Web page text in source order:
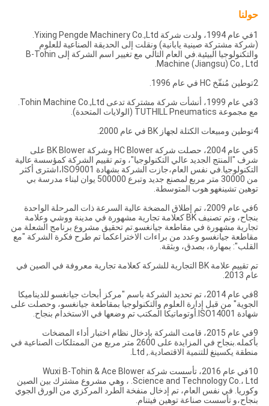
حولنا
1في عام 1994، ولدت شركة Yixing Pengde Machinery Co.,Ltd.
(شركة مشتركة صينية يابانية) ونقلت إلى الحديقة الصناعية للعلوم
والتكنولوجيا البيئية.في العام التالي مع تغيير اسم الشركة إلى B-Tohin
Machine (Jiangsu) Co., Ltd.
2توطين مُنفّخ HC في عام 1996.
3في عام 1999، أنشأت شركة مشتركة تدعى Tohin Machine Co.,Ltd.
مع مجموعة TUTHILL Pneumatics (الولايات المتحدة).
4توطين ومبيعات الكتلة لجهاز BK في عام 2000.
5في عام 2004، حصلت شركة HC Blower وشركة BK Blower على
شرف "المنتج الجديد عالي التكنولوجيا"، وتم تقييم الشركة كمؤسسة عالية
التكنولوجيا.في نفس العام،جازت الشركة بشهادة ISO9001،اشترى أكثر
من 30000 متر مربع لمصنع جديد وتبرع 500000 يوان لبناء مدرسة بي
توهين تشينغهو هوب المتوسطة.
6في عام 2009، تم إطلاق المضخة عالية السرعة ذات المرحلة الواحدة
بنجاح، وتم تصنيف BK كعلامة تجارية مشهورة في مدينة ووشي وعلامة
تجارية مشهورة في مقاطعة جيانغسو.تم تحقيق مشروع برنامج الشعلة من
مقاطعة جيانغسو وعدد من براءات الاختراعكما تم طرح فكرة الشركة "مع
القلب": بمهارة، بصدق، وبثقة.
تم تقييم علامة BK التجارية للشركة كعلامة تجارية معروفة في الصين في
عام 2013.
8في عام 2014، تم تحديد الشركة باسم "مركز أبحاث جيانغسو للديناميكا
الجوية" من قبل إدارة العلوم والتكنولوجيا بمقاطعة جيانغسو، وحصلت على
شهادة ISO14001.أوتوماتيكا المكتب تم وضعها في الاستخدام بنجاح.
9في عام 2015، قامت الشركة بإدخال نظام اختبار أداء المضخات
بأكمله.بنجاح في المزايدة على 2600 متر مربع من الممتلكات الصناعية في
منطقة يكسينغ للتنمية الاقتصادية., Ltd.
10في عام 2016، تأسست شركة Wuxi B-Tohin & Ace Blower
Science and Technology Co.، Ltd. ، وهي مشروع مشترك بين الصين
وكوريا. في نفس العام، تم إدخال منفخة الطرد المركزي من الورق الجوي
بنجاح،و تأسست صناعة توهين فيتنام.